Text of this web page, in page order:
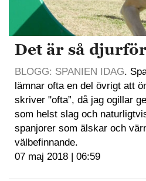
Det är så
BLOGG: SPANIEN IDAG.
lämnar ofta en del övrigt att
skriver "ofta”, då jag ogillar
som helst slag och
spanjorer som älskar och
välbefinnande.
07 maj 2018 | 06:59